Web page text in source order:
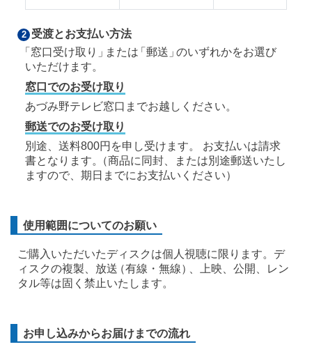
2 受渡とお支払い方法
「 窓口受け取り 」 または「郵送 」 のいずれかをお選び
いただけます。
窓口でのお受け取り
あづみ野テレビ窓口までお越しください。
郵送でのお受け取り
別途、送料800円を申し受けます。 お支払いは請求
書となります。
（商品に同封、または別途郵送いたし
ますので、期日までにお支払いください）
使用範囲についてのお願い
ご購入いただいたディスクは個人視聴に限ります。 デ
ィスクの複製、放送（有線・無線）
、上映、公開、レン
タル等は固く禁止いたします。
お申し込みからお届けまでの流れ